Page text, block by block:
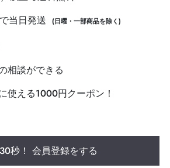
当日発送
(日曜・一部商品を除く)
相談ができる
使える1000円クーポン！
秒！ 会員登録をする